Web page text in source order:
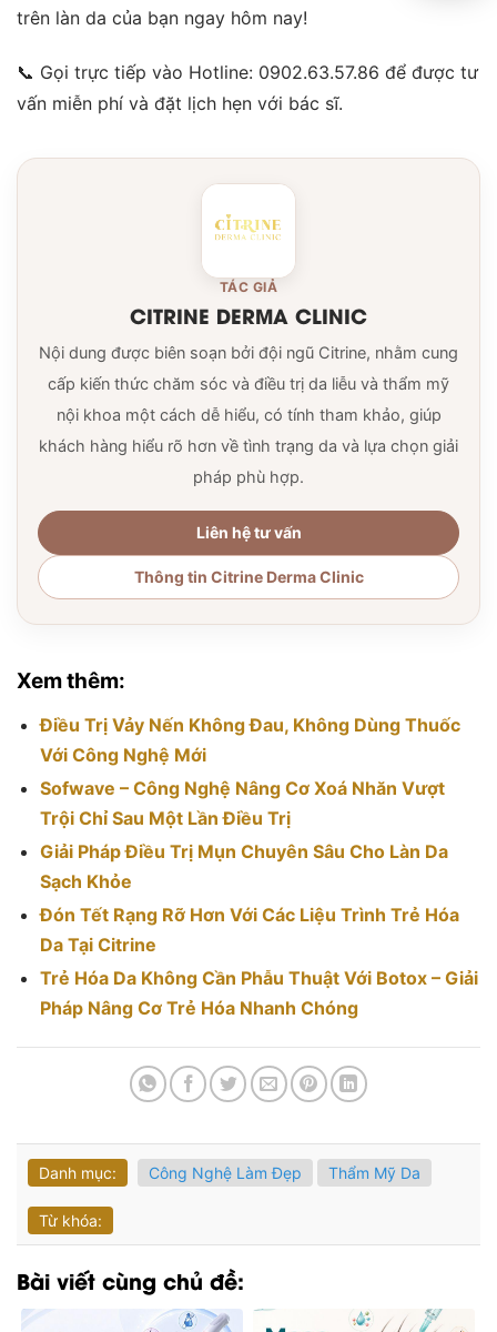
trên làn da của bạn ngay hôm nay!
📞 Gọi trực tiếp vào Hotline: 0902.63.57.86 để được tư
vấn miễn phí và đặt lịch hẹn với bác sĩ.
TÁC GIẢ
CITRINE DERMA CLINIC
Nội dung được biên soạn bởi đội ngũ Citrine, nhằm cung
cấp kiến thức chăm sóc và điều trị da liễu và thẩm mỹ
nội khoa một cách dễ hiểu, có tính tham khảo, giúp
khách hàng hiểu rõ hơn về tình trạng da và lựa chọn giải
pháp phù hợp.
Liên hệ tư vấn
Thông tin Citrine Derma Clinic
Xem thêm:
Điều Trị Vảy Nến Không Đau, Không Dùng Thuốc
Với Công Nghệ Mới
Sofwave – Công Nghệ Nâng Cơ Xoá Nhăn Vượt
Trội Chỉ Sau Một Lần Điều Trị
Giải Pháp Điều Trị Mụn Chuyên Sâu Cho Làn Da
Sạch Khỏe
Đón Tết Rạng Rỡ Hơn Với Các Liệu Trình Trẻ Hóa
Da Tại Citrine
Trẻ Hóa Da Không Cần Phẫu Thuật Với Botox – Giải
Pháp Nâng Cơ Trẻ Hóa Nhanh Chóng
Danh mục: Công Nghệ Làm Đẹp Thẩm Mỹ Da
Từ khóa:
Bài viết cùng chủ đề: